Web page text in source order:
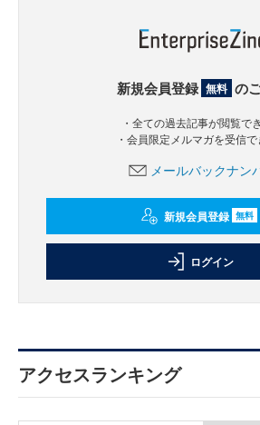
新規会員登録 無料 の
・全ての過去記事が閲覧で
・会員限定メルマガを受信
メールバックナン
新規会員登録 無料
ログイン
アクセスランキング